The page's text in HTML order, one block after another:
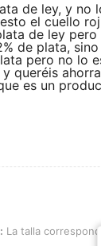
de ley, y no
el cuello
de ley
de plata,
pero no lo
queréis
es un
talla corresponde,
La talla corresponde